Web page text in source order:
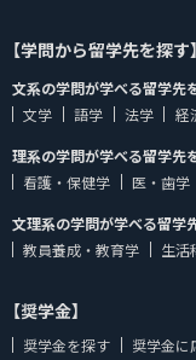
【学問から留学先を探す】
文系の学問が学べる留学先
文学
語学 法学 経
理系の学問が学べる留学先
看護・保健学
医・歯学
文理系の学問が学べる留学
教員養成・教育学
生活
【奨学金】
奨学金を探す 奨学金に